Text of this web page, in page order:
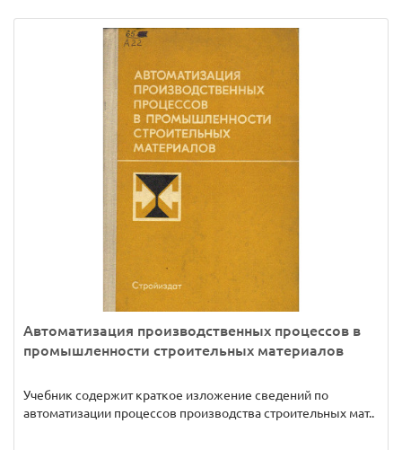
Автоматизация производственных процессов в
промышленности строительных материалов
Учебник содержит краткое изложение сведений по
автоматизации процессов производства строительных мат..